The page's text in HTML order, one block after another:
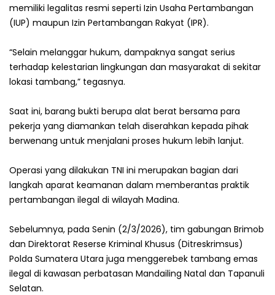
memiliki legalitas resmi seperti Izin Usaha Pertambangan
(IUP) maupun Izin Pertambangan Rakyat (IPR).
‎“Selain melanggar hukum, dampaknya sangat serius
terhadap kelestarian lingkungan dan masyarakat di sekitar
lokasi tambang,” tegasnya.
‎Saat ini, barang bukti berupa alat berat bersama para
pekerja yang diamankan telah diserahkan kepada pihak
berwenang untuk menjalani proses hukum lebih lanjut.
‎Operasi yang dilakukan TNI ini merupakan bagian dari
langkah aparat keamanan dalam memberantas praktik
pertambangan ilegal di wilayah Madina.
‎Sebelumnya, pada Senin (2/3/2026), tim gabungan Brimob
dan Direktorat Reserse Kriminal Khusus (Ditreskrimsus)
Polda Sumatera Utara juga menggerebek tambang emas
ilegal di kawasan perbatasan Mandailing Natal dan Tapanuli
Selatan.